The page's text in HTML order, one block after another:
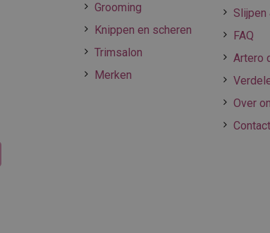
Slijpen
FAQ
Artero
Over
Contact
Grooming
Knippen en scheren
Trimsalon
Merken